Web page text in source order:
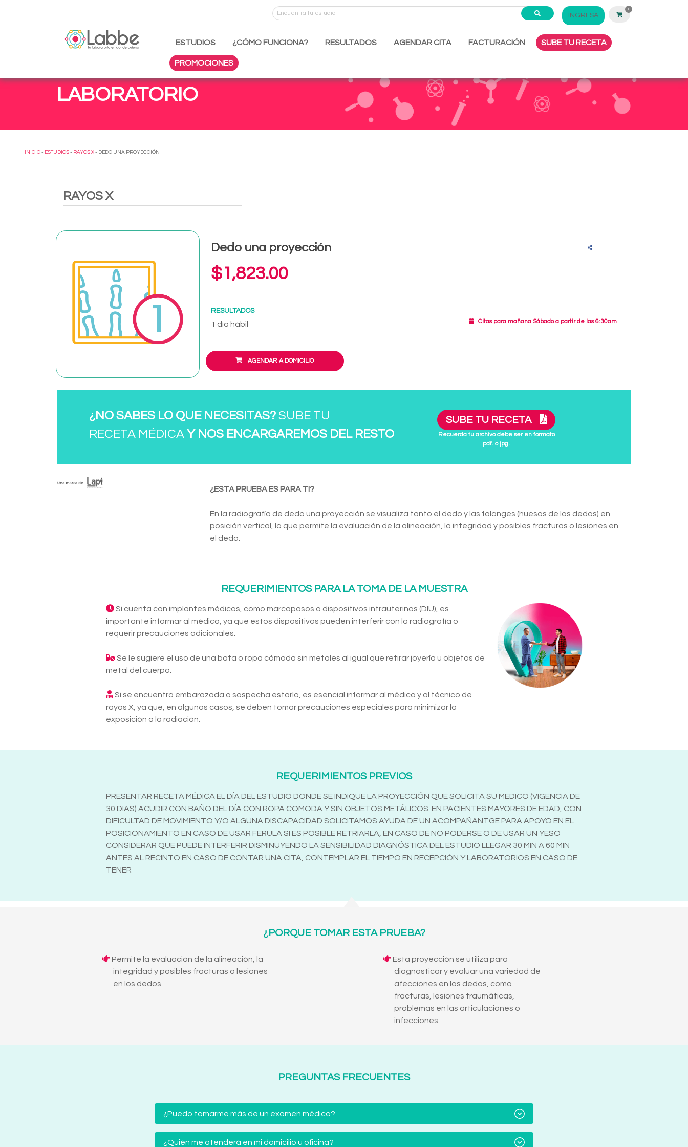
INGRESA
0
ESTUDIOS ¿CÓMO FUNCIONA? RESULTADOS AGENDAR CITA FACTURACIÓN SUBE TU RECETA
PROMOCIONES
LABORATORIO
INICIO - ESTUDIOS - RAYOS X - DEDO UNA PROYECCIÓN
RAYOS X
Dedo una proyección
$1,823.00
RESULTADOS
1 día hábil Citas para mañana Sábado a partir de las 6:30am
AGENDAR A DOMICILIO
¿NO SABES LO QUE NECESITAS? SUBE TU
RECETA MÉDICA Y NOS ENCARGAREMOS DEL RESTO
SUBE TU RECETA
Recuerda tu archivo debe ser en formato
pdf. o jpg.
¿ESTA PRUEBA ES PARA TI?
En la radiografía de dedo una proyección se visualiza tanto el dedo y las falanges (huesos de los dedos) en
posición vertical, lo que permite la evaluación de la alineación, la integridad y posibles fracturas o lesiones en
el dedo.
REQUERIMIENTOS PARA LA TOMA DE LA MUESTRA
Si cuenta con implantes médicos, como marcapasos o dispositivos intrauterinos (DIU), es
importante informar al médico, ya que estos dispositivos pueden interferir con la radiografía o
requerir precauciones adicionales.
Se le sugiere el uso de una bata o ropa cómoda sin metales al igual que retirar joyería u objetos de
metal del cuerpo.
Si se encuentra embarazada o sospecha estarlo, es esencial informar al médico y al técnico de
rayos X, ya que, en algunos casos, se deben tomar precauciones especiales para minimizar la
exposición a la radiación.
REQUERIMIENTOS PREVIOS
PRESENTAR RECETA MÉDICA EL DÍA DEL ESTUDIO DONDE SE INDIQUE LA PROYECCIÓN QUE SOLICITA SU MEDICO (VIGENCIA DE
30 DIAS) ACUDIR CON BAÑO DEL DÍA CON ROPA COMODA Y SIN OBJETOS METÁLICOS. EN PACIENTES MAYORES DE EDAD, CON
DIFICULTAD DE MOVIMIENTO Y/O ALGUNA DISCAPACIDAD SOLICITAMOS AYUDA DE UN ACOMPAÑANTGE PARA APOYO EN EL
POSICIONAMIENTO EN CASO DE USAR FERULA SI ES POSIBLE RETRIARLA, EN CASO DE NO PODERSE O DE USAR UN YESO
CONSIDERAR QUE PUEDE INTERFERIR DISMINUYENDO LA SENSIBILIDAD DIAGNÓSTICA DEL ESTUDIO LLEGAR 30 MIN A 60 MIN
ANTES AL RECINTO EN CASO DE CONTAR UNA CITA, CONTEMPLAR EL TIEMPO EN RECEPCIÓN Y LABORATORIOS EN CASO DE
TENER
¿PORQUE TOMAR ESTA PRUEBA?
Permite la evaluación de la alineación, la
integridad y posibles fracturas o lesiones
en los dedos
Esta proyección se utiliza para
diagnosticar y evaluar una variedad de
afecciones en los dedos, como
fracturas, lesiones traumáticas,
problemas en las articulaciones o
infecciones.
PREGUNTAS FRECUENTES
¿Puedo tomarme más de un examen médico?
¿Quién me atenderá en mi domicilio u oficina?